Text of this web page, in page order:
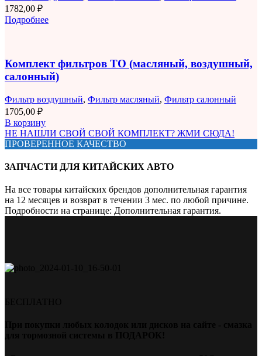
1782,00 ₽
Подробнее
Комплект фильтров ТО (масляный, воздушный,
салонный)
Фильтр воздушный, Фильтр масляный, Фильтр салонный
1705,00 ₽
В корзину
НЕ НАШЛИ СВОЙ СВОЙ КОМПЛЕКТ? ЖМИ СЮДА!
ПРОВЕРЕННОЕ КАЧЕСТВО
ЗАПЧАСТИ ДЛЯ КИТАЙСКИХ АВТО
На все товары китайских брендов дополнительная гарантия
на 12 месяцев и возврат в течении 3 мес. по любой причине.
Подробности на странице: Дополнительная гарантия.